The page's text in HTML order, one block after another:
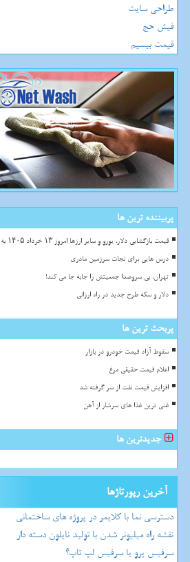
طراحی سایت
فیش حج
قیمت بیسیم
پربیننده ترین ها
قیمت بازگشایی دلار، یورو و سایر ارزها امروز ۱۳ خرداد ۱۴۰۵ به همراه جدول
درس هایی برای نجات سرزمین مادری
تهران، بی سروصدا جمعیتش را جابه جا می کند!
دلار و سکه طرح جدید در راه ارزانی
پربحث ترین ها
سقوط آزاد قیمت خودرو در بازار
اعلام قیمت حقیقی مرغ
افزایش قیمت نفت از سر گرفته شد
غنی ترین غذا های سرشار از آهن
جدیدترین ها
آخرین رپورتاژها
دسترسی نما با کلایمر در پروژه های ساختمانی
نقشه راه میلیونر شدن با تولید نایلون دسته دار
سرفیس پرو یا سرفیس لپ تاپ؟